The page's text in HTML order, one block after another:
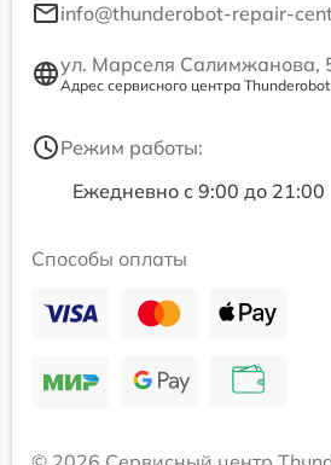
info@thunderobot-repair-
ул. Марселя Салимжанова,
Адрес сервисного центра Thunderobot
Режим работы:
Ежедневно с 9:00 до 21:00
Способы оплаты